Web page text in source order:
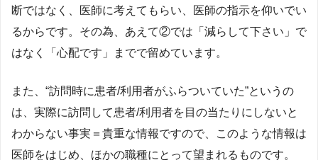
断ではなく、医師に考えてもらい、医師の指示を仰いでい
るからです。その為、あえて②では「減らして下さい」で
はなく「心配です」までで留めています。
また、“訪問時に患者/利用者がふらついていた”というの
は、実際に訪問して患者/利用者を目の当たりにしないと
わからない事実＝貴重な情報ですので、このような情報は
医師をはじめ、ほかの職種にとって望まれるものです。